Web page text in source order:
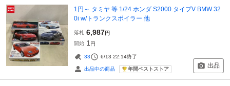
1円～ タミヤ 等 1/24 ホンダ S2000 タイプV BMW 32
0i w/トランクスポイラー 他
落札 6,987円
開始 1 円
33 6/13 22:14終了
出品中の商品 年間ベストストア 出品